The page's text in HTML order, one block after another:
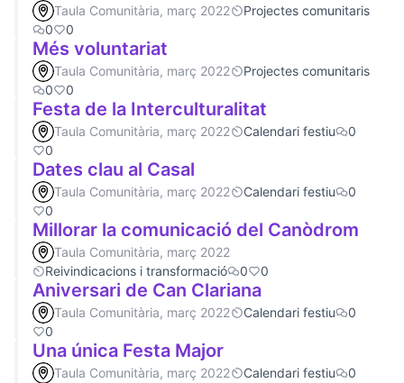
Taula Comunitària, març 2022
Projectes comunitaris
0
0
Més voluntariat
Taula Comunitària, març 2022
Projectes comunitaris
0
0
Festa de la Interculturalitat
Taula Comunitària, març 2022 Calendari festiu
0
0
Dates clau al Casal
Taula Comunitària, març 2022 Calendari festiu
0
0
Millorar la comunicació del Canòdrom
Taula Comunitària, març 2022
Reivindicacions i transformació
0 0
Aniversari de Can Clariana
Taula Comunitària, març 2022 Calendari festiu
0
0
Una única Festa Major
Taula Comunitària, març 2022 Calendari festiu
0